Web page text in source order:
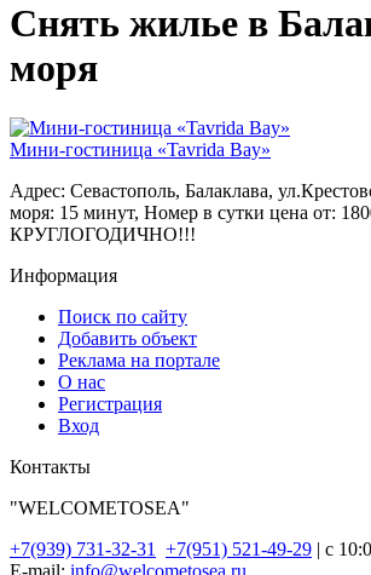
Снять жилье в
моря
Мини-гостиница «Tavrida Bay»
Адрес: Севастополь, Балаклава,
моря: 15 минут, Номер в сутки цена от:
КРУГЛОГОДИЧНО!!!
Информация
Поиск по сайту
Добавить объект
Реклама на портале
О нас
Регистрация
Вход
Контакты
"WELCOMETOSEA"
+7(939) 731-32-31
+7(951) 521-49-29 | с
E-mail: info@welcometosea.ru